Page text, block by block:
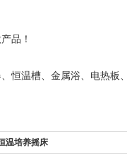
品！
恒温槽、金属浴、电热板
温培养摇床